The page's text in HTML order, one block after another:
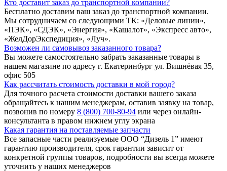
Кто доставит заказ до транспортной компании?
Бесплатно доставим ваш заказ до транспортной компании.
Мы сотрудничаем со следующими ТК: «Деловые линии»,
«ПЭК», «СДЭК», «Энергия», «Кашалот», «Экспресс авто»,
«ЖелДорЭкспедиция», «Луч».
Возможен ли самовывоз заказанного товара?
Вы можете самостоятельно забрать заказанные товары в
нашем магазине по адресу г. Екатеринбург ул. Вишнёвая 35,
офис 505
Как рассчитать стоимость доставки в мой город?
Для точного расчета стоимости доставки вашего заказа
обращайтесь к нашим менеджерам, оставив заявку на товар,
позвонив по номеру 8 (800) 700-80-94 или через онлайн-
консультанта в правом нижнем углу экрана
Какая гарантия на поставляемые запчасти
Все запасные части реализуемые ООО “Дизель 1” имеют
гарантию производителя, срок гарантии зависит от
конкретной группы товаров, подробности вы всегда можете
уточнить у наших менеджеров